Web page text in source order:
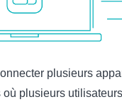
plusieurs
où plusieurs